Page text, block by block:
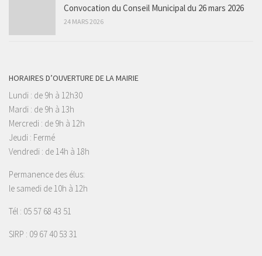
Convocation du Conseil Municipal du 26 mars 2026
24 MARS 2026
HORAIRES D’OUVERTURE DE LA MAIRIE
Lundi : de 9h à 12h30
Mardi : de 9h à 13h
Mercredi : de 9h à 12h
Jeudi : Fermé
Vendredi : de 14h à 18h
Permanence des élus:
le samedi de 10h à 12h
Tél : 05 57 68 43 51
SIRP : 09 67 40 53 31